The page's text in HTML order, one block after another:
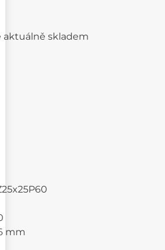
aktuálně skladem
mm